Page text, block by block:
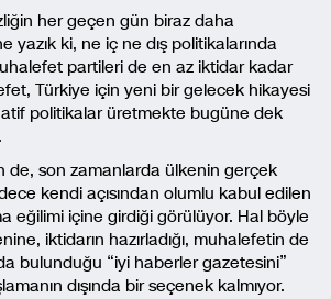
her geçen gün biraz daha
yazık ki, ne iç ne dış politikalarında
partileri de en az iktidar kadar
Türkiye için yeni bir gelecek hikayesi
politikalar üretmekte bugüne dek
de, son zamanlarda ülkenin gerçek
kendi açısından olumlu kabul edilen
eğilimi içine girdiği görülüyor. Hal böyle
iktidarın hazırladığı, muhalefetin de
bulunduğu “iyi haberler gazetesini”
dışında bir seçenek kalmıyor.